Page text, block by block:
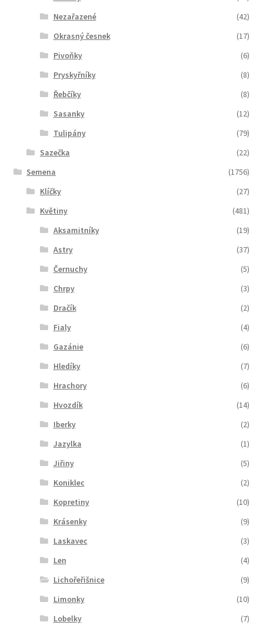
Nezařazené
(42)
Okrasný česnek
(17)
Pivoňky
(6)
Pryskyřníky
(8)
Řebčíky
(8)
Sasanky
(12)
Tulipány
(79)
Sazečka
(22)
Semena
(1756)
Klíčky
(27)
Květiny
(481)
Aksamitníky
(19)
Astry
(37)
Černuchy
(5)
Chrpy
(3)
Dračík
(2)
Fialy
(4)
Gazánie
(6)
Hledíky
(7)
Hrachory
(6)
Hvozdík
(14)
Iberky
(2)
Jazylka
(1)
Jiřiny
(5)
Koniklec
(2)
Kopretiny
(10)
Krásenky
(9)
Laskavec
(3)
Len
(4)
Lichořeřišnice
(9)
Limonky
(10)
Lobelky
(7)